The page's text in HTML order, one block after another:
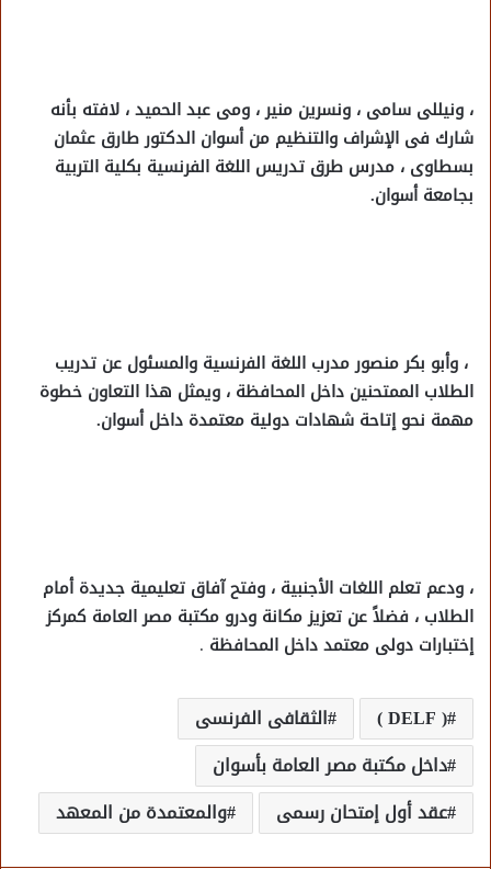
، ونيللى سامى ، ونسرين منير ، ومى عبد الحميد ، لافته بأنه
شارك فى الإشراف والتنظيم من أسوان الدكتور طارق عثمان
بسطاوى ، مدرس طرق تدريس اللغة الفرنسية بكلية التربية
بجامعة أسوان.
، وأبو بكر منصور مدرب اللغة الفرنسية والمسئول عن تدريب
الطلاب الممتحنين داخل المحافظة ، ويمثل هذا التعاون خطوة
مهمة نحو إتاحة شهادات دولية معتمدة داخل أسوان.
، ودعم تعلم اللغات الأجنبية ، وفتح آفاق تعليمية جديدة أمام
الطلاب ، فضلاً عن تعزيز مكانة ودرو مكتبة مصر العامة كمركز
إختبارات دولى معتمد داخل المحافظة .
( DELF )
الثقافى الفرنسى
داخل مكتبة مصر العامة بأسوان
عقد أول إمتحان رسمى
والمعتمدة من المعهد